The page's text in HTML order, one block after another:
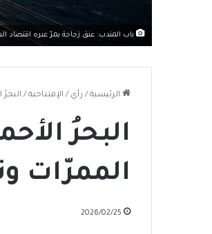
باب المندب: عنق زجاجة يمرّ عبره اقتصاد
الرئيسية / رأي / الإفتتاحية /
البحرُ
الممرّات
2026/02/25